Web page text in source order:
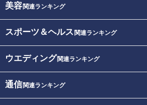
美容関連ランキング
スポーツ＆ヘルス 関連ランキング
ウエディング関連ランキング
通信関連ランキング